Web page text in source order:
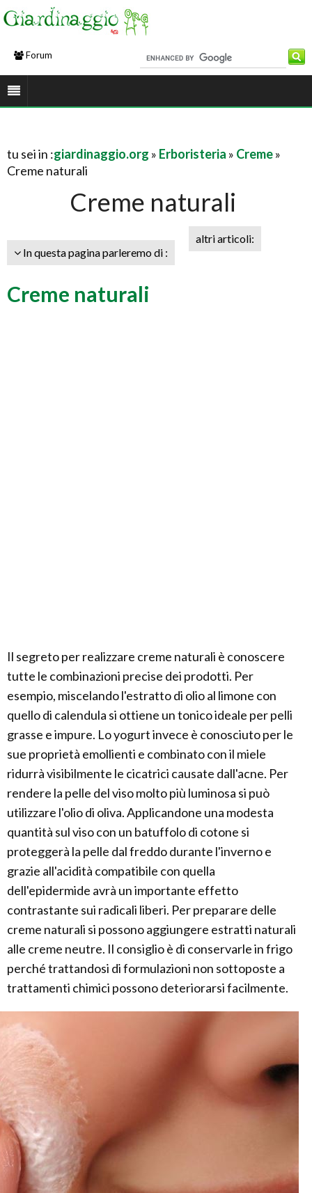
Forum
tu sei in :giardinaggio.org » Erboristeria » Creme»
Creme naturali
Creme naturali
In questa pagina parleremo di :
altri articoli:
Creme naturali
Il segreto per realizzare creme naturali è conoscere
tutte le combinazioni precise dei prodotti. Per
esempio, miscelando l'estratto di olio al limone con
quello di calendula si ottiene un tonico ideale per pelli
grasse e impure. Lo yogurt invece è conosciuto per le
sue proprietà emollienti e combinato con il miele
ridurrà visibilmente le cicatrici causate dall'acne. Per
rendere la pelle del viso molto più luminosa si può
utilizzare l'olio di oliva. Applicandone una modesta
quantità sul viso con un batuffolo di cotone si
proteggerà la pelle dal freddo durante l'inverno e
grazie all'acidità compatibile con quella
dell'epidermide avrà un importante effetto
contrastante sui radicali liberi. Per preparare delle
creme naturali si possono aggiungere estratti naturali
alle creme neutre. Il consiglio è di conservarle in frigo
perché trattandosi di formulazioni non sottoposte a
trattamenti chimici possono deteriorarsi facilmente.